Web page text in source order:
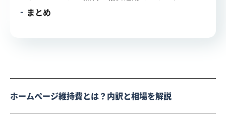
まとめ
ホームページ維持費とは？内訳と相場を解説